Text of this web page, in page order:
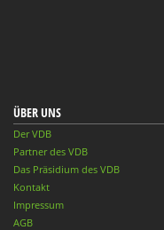
ÜBER UNS
Der VDB
Partner des VDB
Das Präsidium des VDB
Kontakt
Impressum
AGB